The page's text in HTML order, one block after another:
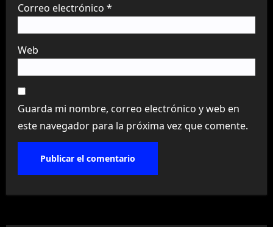
Correo electrónico *
Web
Guarda mi nombre, correo electrónico y web en
este navegador para la próxima vez que comente.